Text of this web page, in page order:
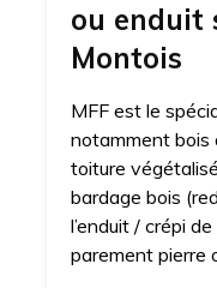
ou enduit
Montois
MFF est le
notamment bois
toiture
bardage bois
l’enduit / crépi
parement pierre